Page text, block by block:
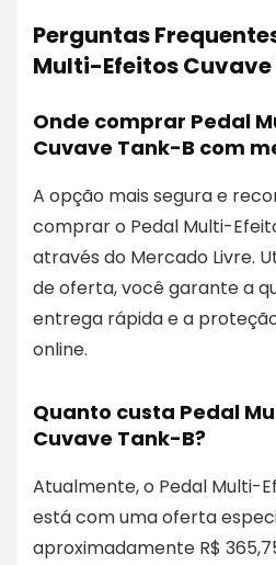
Perguntas
Multi-Efeitos
Onde comprar Pedal
Cuvave Tank-B com
A opção mais segura e
comprar o Pedal Multi-
através do Mercado Livre.
de oferta, você garante a
entrega rápida e a
online.
Quanto custa Pedal
Cuvave Tank-B?
Atualmente, o Pedal Multi-
está com uma oferta
aproximadamente R$